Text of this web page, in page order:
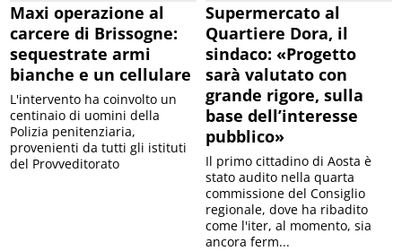
Maxi operazione al
carcere di Brissogne:
sequestrate armi
bianche e un cellulare
L'intervento ha coinvolto un
centinaio di uomini della
Polizia penitenziaria,
provenienti da tutti gli istituti
del Provveditorato
Supermercato al
Quartiere Dora, il
sindaco: «Progetto
sarà valutato con
grande rigore, sulla
base dell’interesse
pubblico»
Il primo cittadino di Aosta è
stato audito nella quarta
commissione del Consiglio
regionale, dove ha ribadito
come l'iter, al momento, sia
ancora ferm...